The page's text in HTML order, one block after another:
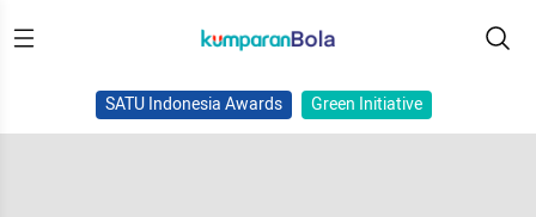
SATU Indonesia Awards Green Initiative